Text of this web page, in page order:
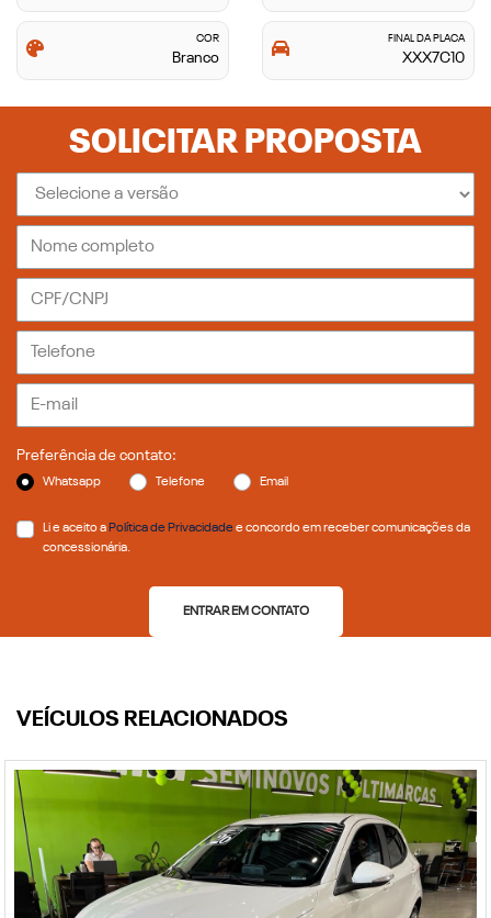
COR
Branco
FINAL DA PLACA
XXX7C10
SOLICITAR PROPOSTA
Preferência de contato:
Whatsapp Telefone Email
Li e aceito a Política de Privacidadee concordo em receber comunicações da
concessionária.
ENTRAR EM CONTATO
VEÍCULOS RELACIONADOS